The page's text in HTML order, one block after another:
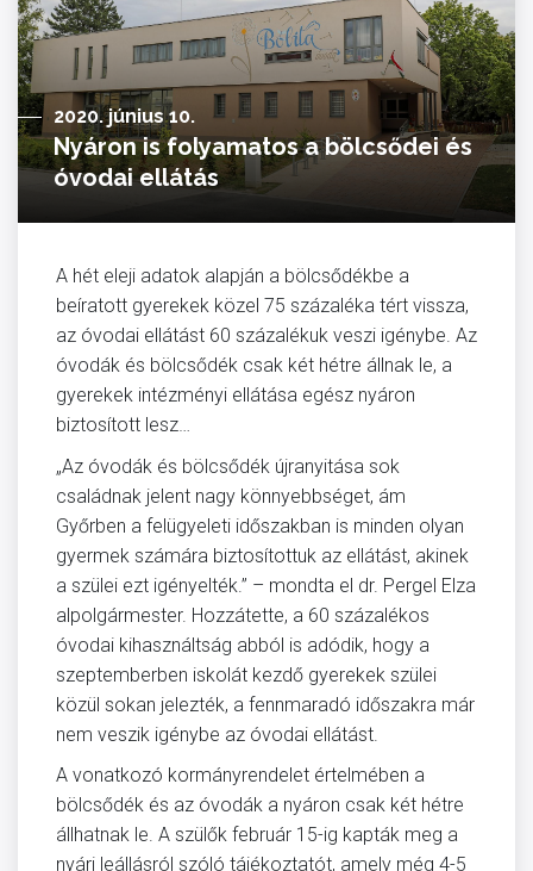
2020. június 10.
Nyáron is folyamatos a bölcsődei és
óvodai ellátás
A hét eleji adatok alapján a bölcsődékbe a
beíratott gyerekek közel 75 százaléka tért vissza,
az óvodai ellátást 60 százalékuk veszi igénybe. Az
óvodák és bölcsődék csak két hétre állnak le, a
gyerekek intézményi ellátása egész nyáron
biztosított lesz…
„Az óvodák és bölcsődék újranyitása sok
családnak jelent nagy könnyebbséget, ám
Győrben a felügyeleti időszakban is minden olyan
gyermek számára biztosítottuk az ellátást, akinek
a szülei ezt igényelték.” – mondta el dr. Pergel Elza
alpolgármester. Hozzátette, a 60 százalékos
óvodai kihasználtság abból is adódik, hogy a
szeptemberben iskolát kezdő gyerekek szülei
közül sokan jelezték, a fennmaradó időszakra már
nem veszik igénybe az óvodai ellátást.
A vonatkozó kormányrendelet értelmében a
bölcsődék és az óvodák a nyáron csak két hétre
állhatnak le. A szülők február 15-ig kapták meg a
nyári leállásról szóló tájékoztatót, amely még 4-5